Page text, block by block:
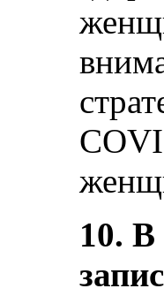
10. В